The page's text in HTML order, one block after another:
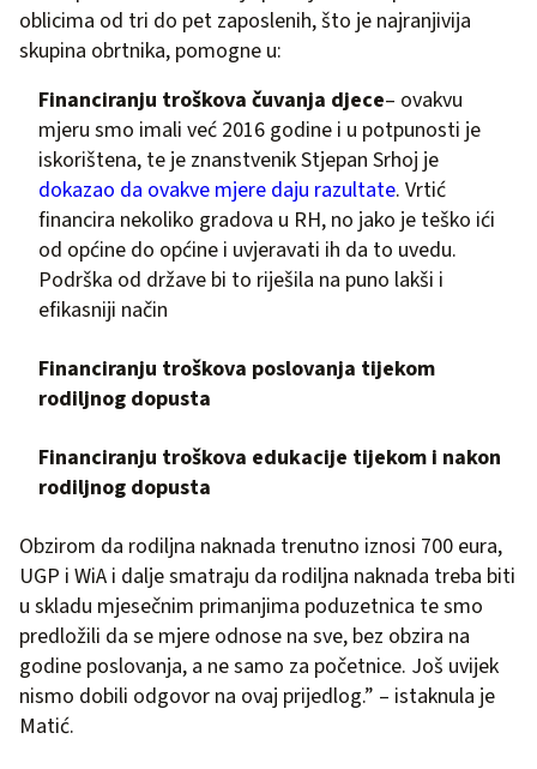
oblicima od tri do pet zaposlenih, što je najranjivija
skupina obrtnika, pomogne u:
Financiranju troškova čuvanja djece– ovakvu
mjeru smo imali već 2016 godine i u potpunosti je
iskorištena, te je znanstvenik Stjepan Srhoj je
dokazao da ovakve mjere daju razultate. Vrtić
financira nekoliko gradova u RH, no jako je teško ići
od općine do općine i uvjeravati ih da to uvedu.
Podrška od države bi to riješila na puno lakši i
efikasniji način
Financiranju troškova poslovanja tijekom
rodiljnog dopusta
Financiranju troškova edukacije tijekom i nakon
rodiljnog dopusta
Obzirom da rodiljna naknada trenutno iznosi 700 eura,
UGP i WiA i dalje smatraju da rodiljna naknada treba biti
u skladu mjesečnim primanjima poduzetnica te smo
predložili da se mjere odnose na sve, bez obzira na
godine poslovanja, a ne samo za početnice. Još uvijek
nismo dobili odgovor na ovaj prijedlog.” – istaknula je
Matić.